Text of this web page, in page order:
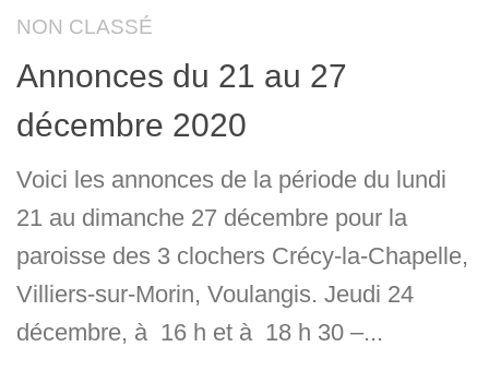
NON CLASSÉ
Annonces du 21 au 27
décembre 2020
Voici les annonces de la période du lundi
21 au dimanche 27 décembre pour la
paroisse des 3 clochers Crécy-la-Chapelle,
Villiers-sur-Morin, Voulangis. Jeudi 24
décembre, à 16 h et à 18 h 30 –...